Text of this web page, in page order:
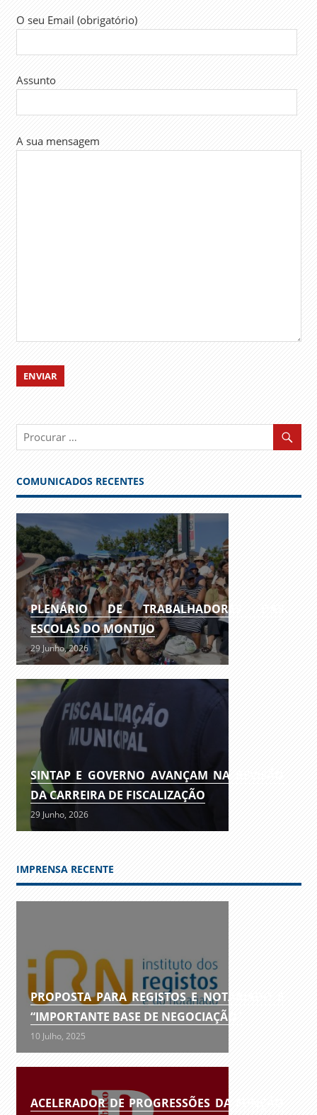
O seu Email (obrigatório)
Assunto
A sua mensagem
COMUNICADOS RECENTES
PLENÁRIO DE TRABALHADORES DAS
ESCOLAS DO MONTIJO
29 Junho, 2026
SINTAP E GOVERNO AVANÇAM NA REVISÃO
DA CARREIRA DE FISCALIZAÇÃO
29 Junho, 2026
IMPRENSA RECENTE
PROPOSTA PARA REGISTOS E NOTARIADO É
“IMPORTANTE BASE DE NEGOCIAÇÃO”
10 Julho, 2025
ACELERADOR DE PROGRESSÕES DA FUNÇÃO